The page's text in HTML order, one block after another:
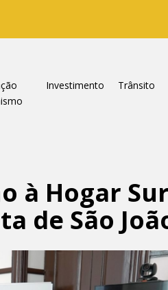
Investimento
Trânsito
à Hogar
de São